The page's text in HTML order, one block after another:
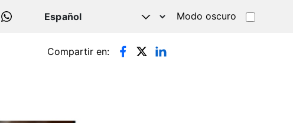
WHATSAPP
Modo oscuro
Compartir en: